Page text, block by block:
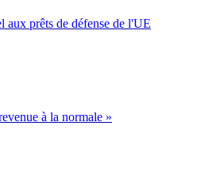
aux prêts de défense de l'UE
à la normale »